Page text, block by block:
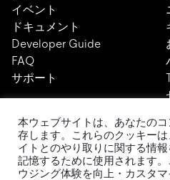
イベント
ドキュメント
Developer Guide
FAQ
サポート
本ウェブサイトは、あなたの
存します。これらのクッキー
イトとのやり取りに関する情
記憶するために使用されます
ウジング体験を向上・カスタ